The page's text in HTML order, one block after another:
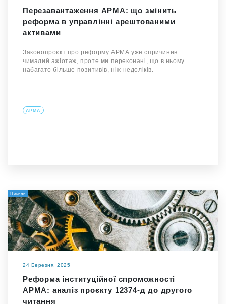
Перезавантаження АРМА: що змінить
реформа в управлінні арештованими
активами
Законопроєкт про реформу АРМА уже спричинив
чималий ажіотаж, проте ми переконані, що в ньому
набагато більше позитивів, ніж недоліків.
АРМА
Новини
24 Березня, 2025
Реформа інституційної спроможності
АРМА: аналіз проєкту 12374-д до другого
читання